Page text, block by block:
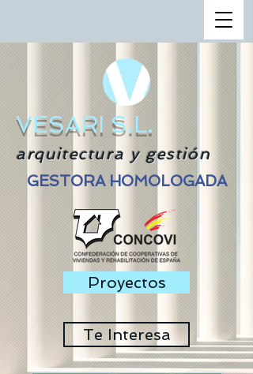
VESARI S.L.
arquitectura y gestión
GESTORA HOMOLOGADA
Proyectos
Te Interesa